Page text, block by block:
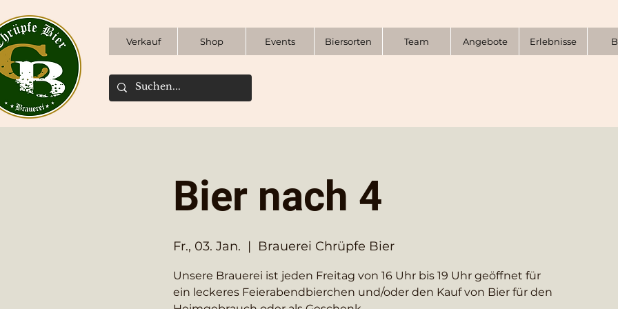
Verkauf Shop Events Biersorten Team Angebote Erlebnisse
Bier nach 4
Fr., 03. Jan.
  |
Brauerei Chrüpfe Bier
Unsere Brauerei ist jeden Freitag von 16 Uhr bis 19 Uhr geöffnet für
ein leckeres Feierabendbierchen und/oder den Kauf von Bier für den